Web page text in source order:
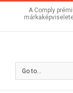
A Comply
Go to...